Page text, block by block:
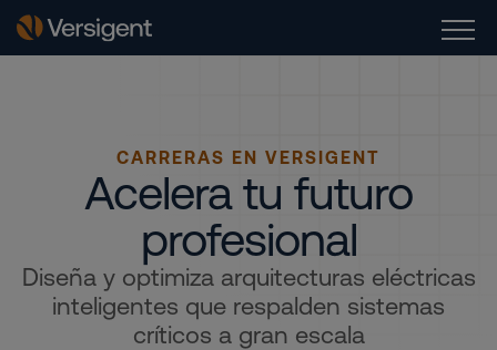
CARRERAS EN VERSIGENT
Acelera tu futuro
profesional
Diseña y optimiza arquitecturas eléctricas
inteligentes que respalden sistemas
críticos a gran escala